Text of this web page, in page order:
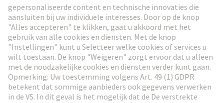
Ga naar registratie
Social Media